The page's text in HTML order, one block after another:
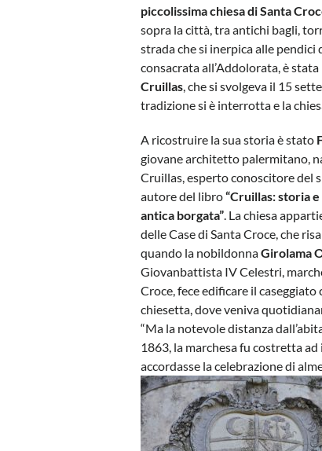
piccolissima chiesa di Santa
sopra la città, tra antichi bagli,
strada che si inerpica alle pendici
consacrata all’Addolorata, è
Cruillas , che si svolgeva il 15
tradizione si è interrotta e la
A ricostruire la sua storia è stato
giovane architetto palermitano,
Cruillas, esperto conoscitore del
autore del libro“Cruillas: storia
antica borgata” . La chiesa
delle Case di Santa Croce, che
quando la nobildonnaGirolama
Giovanbattista IV Celestri,
Croce, fece edificare il caseggiato
chiesetta, dove veniva
“Ma la notevole distanza
1863, la marchesa fu costretta
accordasse la celebrazione di